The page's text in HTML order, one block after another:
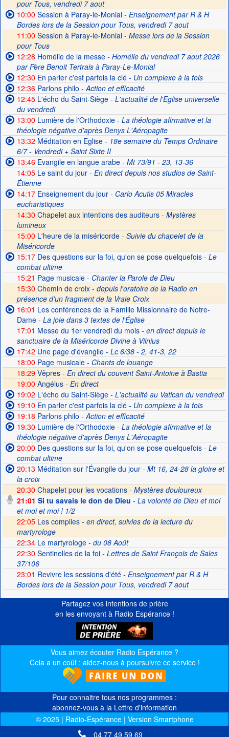
pour Tous, vendredi 7 aout
10:00 Session à Paray-le-Monial- Enseignement par R & H
Bordes lors de la Session pour Tous, vendredi 7 aout
11:00 Session à Paray-le-Monial - Messe lors de la Session
pour Tous
12:28 Homélie de la messe- Homélie du vendredi 7 aout 2026
par Père Benoit Tertrais à Paray-Le-Monial
12:30 En parler c'est parfois la clé- Un complexe à la fois
12:36Parlons philo - Action et efficacité
12:45L'écho du Saint-Siège- L'actualité de l'Eglise universelle
du vendredi
13:00 Lumière de l'Orthodoxie- La théologie afirmative et la
théologie négative d'après Denys L'Aéropagite
13:32 Méditation en Eglise- 18e semaine du Temps Ordinaire
6/7 - Vendredi + Saint Sixte II
13:46Evangile en langue arabe- Mt 73/91 - 23, 13-36
14:05Le saint du jour- En direct depuis nos studios de Saint-
Étienne
14:17Enseignement du jour- Carlo Acutis 05 Miracles
eucharistiques
14:30 Chapelet aux intentions des auditeurs - Mystères
lumineux
15:00 L'heure de la miséricorde - Suivie du chapelet de la
Miséricorde
15:17Des questions sur la foi, qu'on se pose quelquefois- Le
combat ultime
15:21 Page musicale- Chanter la Parole de Dieu
15:30 Chemin de croix - depuis l'oratoire de la Radio en
présence d'un fragment de la Vraie Croix
16:01 Les conférences de la Famille Missionnaire de Notre-
Dame- La joie dans 3 textes de l'Église
17:01 Messe du 1er vendredi du mois- en direct depuis le
sanctuaire de la Miséricorde Divine à Vilnius
17:42 Une page d'évangile- Lc 6/38 - 2, 41-3, 22
18:00 Page musicale- Chants de louange
18:29 Vêpres - En direct du couvent Saint-Antoine à Bastia
19:00 Angélus - En direct
19:02 L'écho du Saint-Siège- L'actualité au Vatican du vendredi
19:10 En parler c'est parfois la clé- Un complexe à la fois
19:18 Parlons philo - Action et efficacité
19:30 Lumière de l'Orthodoxie- La théologie afirmative et la
théologie négative d'après Denys L'Aéropagite
20:00 Des questions sur la foi, qu'on se pose quelquefois- Le
combat ultime
20:13 Méditation sur l'Évangile du jour- Mt 16, 24-28 la gloire et
la croix
20:30 Chapelet pour les vocations - Mystères douloureux
21:01 Si tu savais le don de Dieu - La volonté de Dieu et moi
et moi et moi ! 1/2
22:05Les complies - en direct, suivies de la lecture du
martyrologe
22:34Le martyrologe- du 08 Août
22:30 Sentinelles de la foi- Lettres de Saint François de Sales
37/106
23:01 Revivre les sessions d'été- Enseignement par R & H
Bordes lors de la Session pour Tous, vendredi 7 aout
Partagez vos intentions de prière
en les envoyant à Radio Espérance !
Vous aimez écouter Radio Espérance ?
Cela a un coût : aidez-nous à poursuivre ce service !
Pour connaitre tous nos programmes :
abonnez-vous à la Lettre d'information
© 2025 | Radio-Espérance | Version Smartphone
04 77 49 59 69